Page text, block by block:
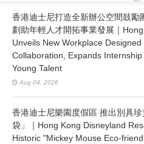
香港迪士尼打造全新辦公空間鼓
劃助年輕人才開拓事業發展｜
Unveils New Workplace
Collaboration, Expands
Young Talent
Aug 04, 2026
香港迪士尼樂園度假區 推出別具
袋」｜Hong Kong Disneyland
Historic "Mickey Mouse Eco-